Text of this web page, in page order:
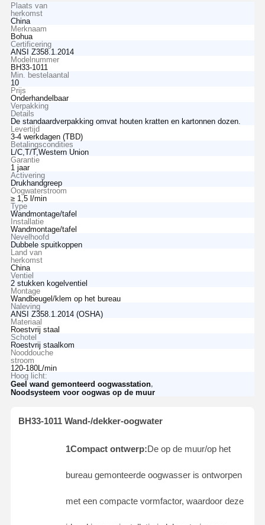
Plaats van
herkomst
China
Merknaam
Bohua
Certificering
ANSI Z358.1.2014
Modelnummer
BH33-1011
Min. bestelaantal
10
Prijs
Onderhandelbaar
Verpakking
Details
De standaardverpakking omvat houten kratten en kartonnen dozen.
Levertijd
3-4 werkdagen (TBD)
Betalingscondities
L/C,T/T,Western Union
Garantie
1 jaar
Activering
Drukhandgreep
Oogwaterstroom
≥ 1,5 l/min
Type
Wandmontage/tafel
Installatie
Wandmontage/tafel
Nevelhoofd
Dubbele spuitkoppen
Land van
herkomst
China
Ventiel
2 stukken kogelventiel
Montage
Wandbeugel/klem op het bureau
Naleving
ANSI Z358.1.2014 (OSHA)
Materiaal
Roestvrij staal
Schotel
Roestvrij staalkom
Nooddouche
stroom
120-180L/min
Hoog licht:
Geel wand gemonteerd oogwasstation,
Noodsysteem voor oogwas op de muur
BH33-1011 Wand-/dekker-oogwater
1Compact ontwerp:De op de muur/op het
bureau gemonteerde oogwasser is ontworpen
met een compacte vormfactor, waardoor deze